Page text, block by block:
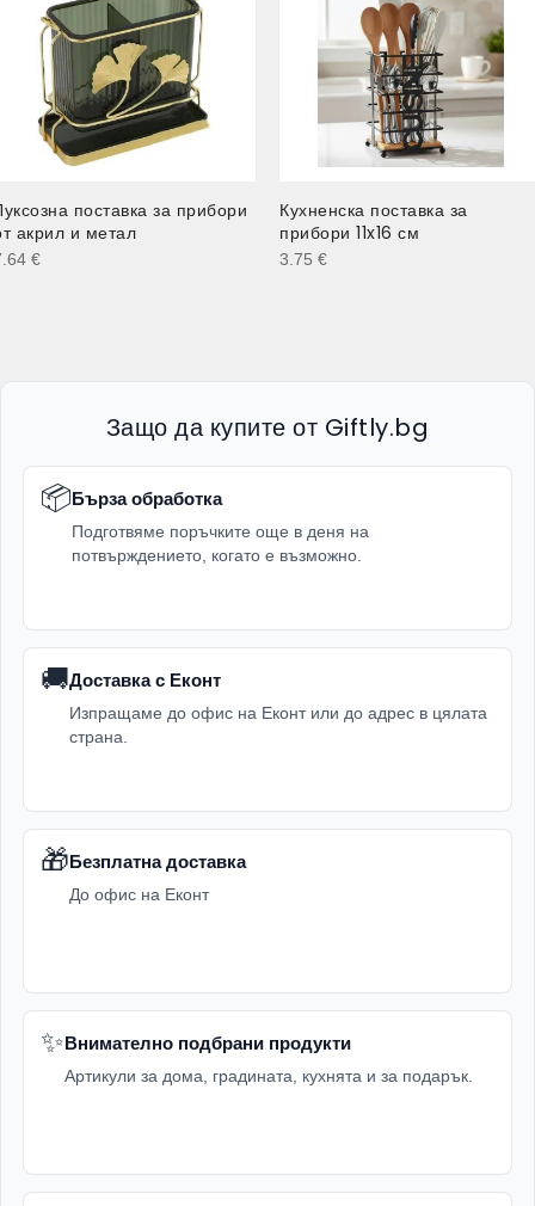
поставка за прибори
акрил и метал
€
Кухненска поставка за
прибори 11x16 см
3.75 €
Защо да купите от Giftly.bg
📦Бърза обработка
Подготвяме поръчките още в деня на
потвърждението, когато е възможно.
🚚Доставка с Еконт
Изпращаме до офис на Еконт или до адрес в цялата
страна.
🎁Безплатна доставка
До офис на Еконт
✨Внимателно подбрани продукти
Артикули за дома, градината, кухнята и за подарък.